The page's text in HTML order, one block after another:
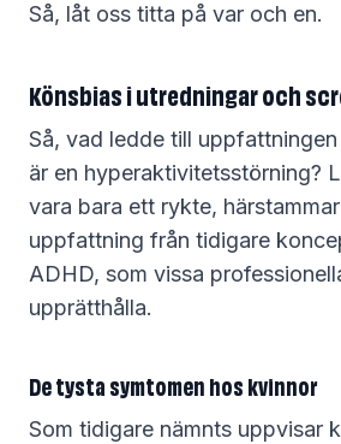
Så, låt oss titta på var och en.
Könsbias i utredningar och
Så, vad ledde till
är en hyperaktivitetsstörning?
vara bara ett rykte,
uppfattning från tidigare
ADHD, som vissa
upprätthålla.
De tysta symtomen hos kvinnor
Som tidigare nämnts uppvisar